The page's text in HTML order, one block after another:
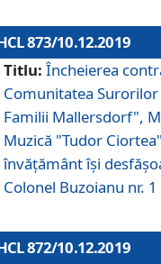
873/10.12.2019
Titlu: Încheierea
Comunitatea
Familii Mallersdorf",
Muzică "Tudor
învățământ îşi
Colonel Buzoianu nr. 1
872/10.12.2019